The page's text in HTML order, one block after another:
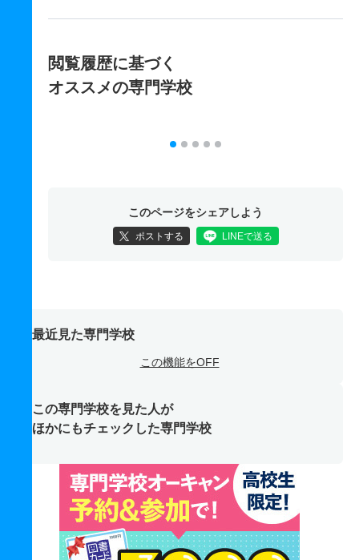
閲覧履歴に基づく
オススメの専門学校
このページをシェアしよう
ポストする LINEで送る
最近見た専門学校
この機能をOFF
この専門学校を見た人が
ほかにもチェックした専門学校